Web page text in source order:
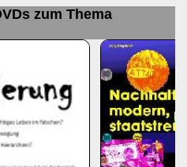
zum Thema